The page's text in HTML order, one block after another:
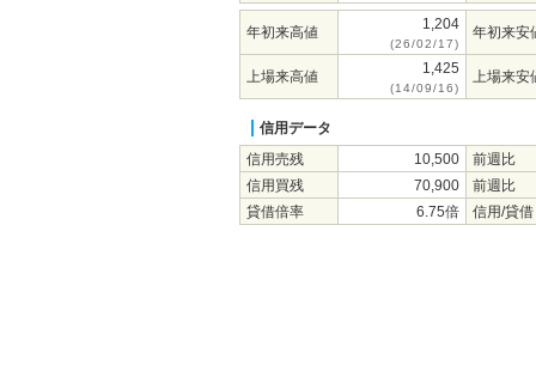
年初来高値 1,204
(26/02/17)
年初来安
上場来高値 1,425
(14/09/16)
上場来安
信用データ
信用売残
10,500
前週比
信用買残
70,900
前週比
貸借倍率
6.75倍 信用/貸借